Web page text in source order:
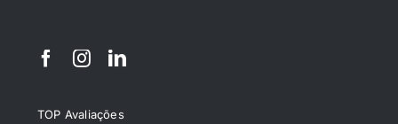
TOP Avaliações